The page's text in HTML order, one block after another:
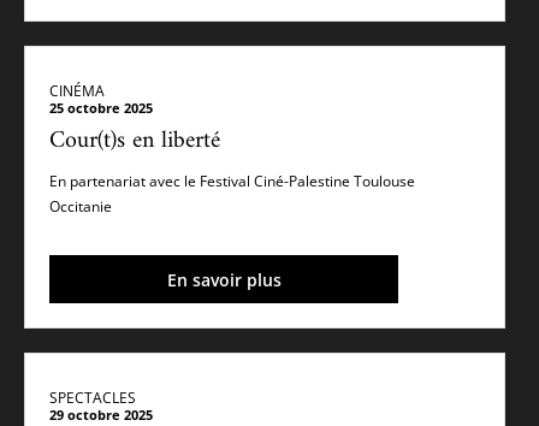
CINÉMA
25 octobre 2025
Cour(t)s en liberté
En partenariat avec le Festival Ciné-Palestine Toulouse
Occitanie
En savoir plus
SPECTACLES
29 octobre 2025